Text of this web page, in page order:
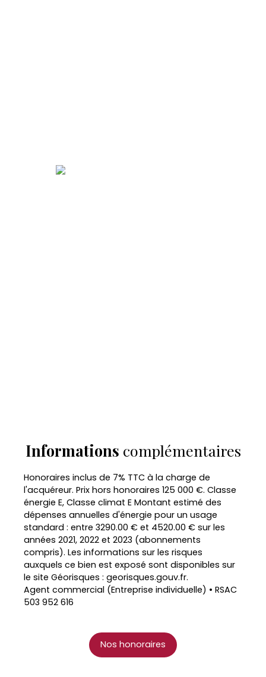
Informations complémentaires
Honoraires inclus de 7% TTC à la charge de
l'acquéreur. Prix hors honoraires 125 000 €. Classe
énergie E, Classe climat E Montant estimé des
dépenses annuelles d'énergie pour un usage
standard : entre 3290.00 € et 4520.00 € sur les
années 2021, 2022 et 2023 (abonnements
compris). Les informations sur les risques
auxquels ce bien est exposé sont disponibles sur
le site Géorisques : georisques.gouv.fr.
Agent commercial (Entreprise individuelle) • RSAC
503 952 616
Nos honoraires